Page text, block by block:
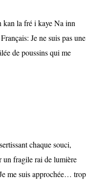
la fré i kaye Na inn
Je ne suis pas une
de poussins qui me
chaque souci,
un fragile rai de lumière
me suis approchée… trop